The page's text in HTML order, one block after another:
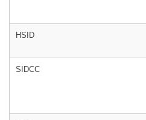
HSID
SIDCC